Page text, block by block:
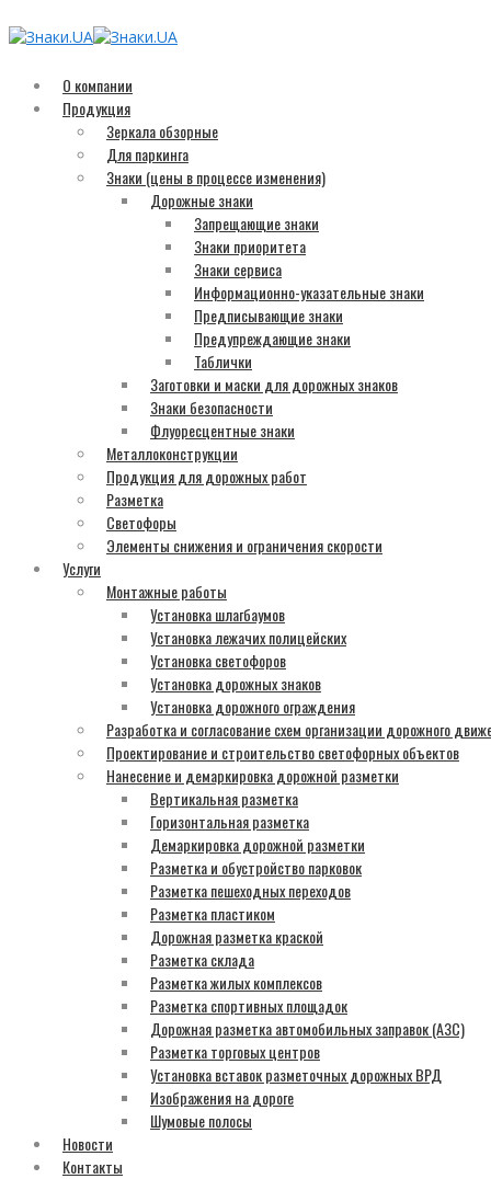
О компании
Продукция
Зеркала обзорные
Для паркинга
Знаки (цены в процессе изменения)
Дорожные знаки
Запрещающие знаки
Знаки приоритета
Знаки сервиса
Информационно-указательные знаки
Предписывающие знаки
Предупреждающие знаки
Таблички
Заготовки и маски для дорожных знаков
Знаки безопасности
Флуоресцентные знаки
Металлоконструкции
Продукция для дорожных работ
Разметка
Светофоры
Элементы снижения и ограничения скорости
Услуги
Монтажные работы
Установка шлагбаумов
Установка лежачих полицейских
Установка светофоров
Установка дорожных знаков
Установка дорожного ограждения
Разработка и согласование схем организации дорожного
Проектирование и строительство светофорных объектов
Нанесение и демаркировка дорожной разметки
Вертикальная разметка
Горизонтальная разметка
Демаркировка дорожной разметки
Разметка и обустройство парковок
Разметка пешеходных переходов
Разметка пластиком
Дорожная разметка краской
Разметка склада
Разметка жилых комплексов
Разметка спортивных площадок
Дорожная разметка автомобильных заправок (АЗС)
Разметка торговых центров
Установка вставок разметочных дорожных ВРД
Изображения на дороге
Шумовые полосы
Новости
Контакты